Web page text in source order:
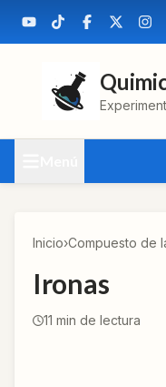
Inicio›Compuesto de
Ironas
11 min de lectura